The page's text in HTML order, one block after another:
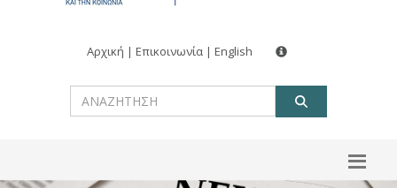
Αρχική | Επικοινωνία | English